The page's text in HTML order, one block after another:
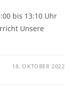
bis 13:10 Uhr
Unsere
18. OKTOBER 2022